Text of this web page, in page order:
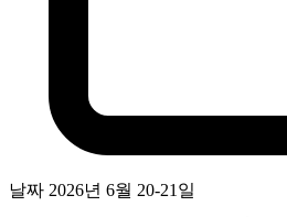
날짜 2026년 6월 20-21일